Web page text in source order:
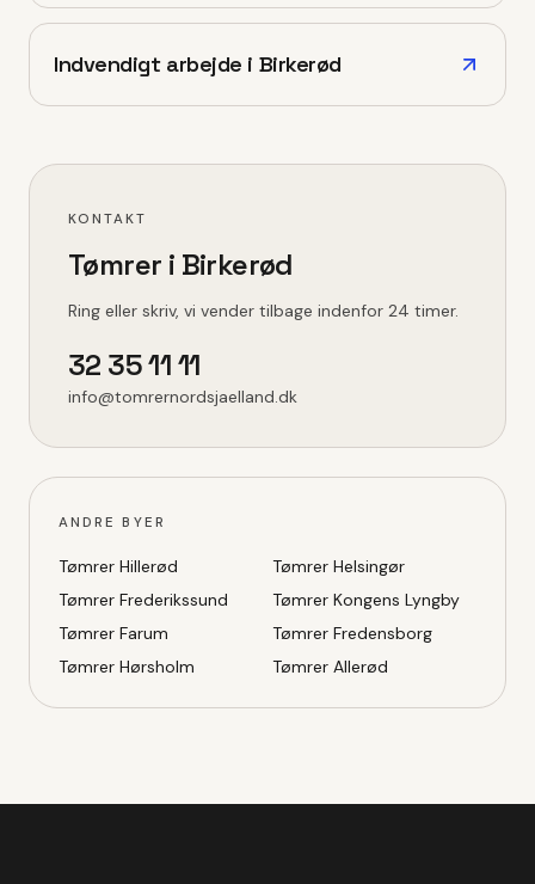
Indvendigt arbejde i Birkerød
KONTAKT
Tømrer i Birkerød
Ring eller skriv, vi vender tilbage indenfor 24 timer.
32 35 11 11
info@tomrernordsjaelland.dk
ANDRE BYER
Tømrer Hillerød Tømrer Helsingør
Tømrer Frederikssund Tømrer Kongens Lyngby
Tømrer Farum Tømrer Fredensborg
Tømrer Hørsholm Tømrer Allerød